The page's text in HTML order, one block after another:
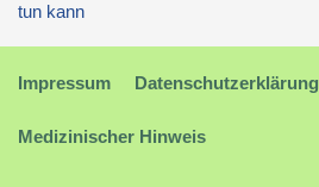
tun kann
Impressum Datenschutzerklärung
Medizinischer Hinweis